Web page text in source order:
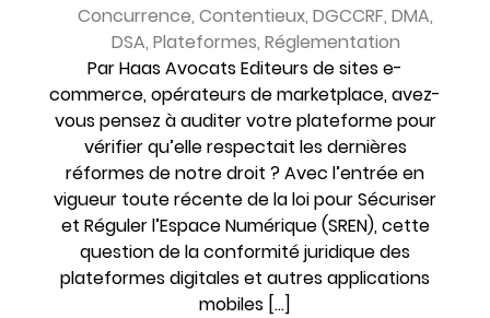
Concurrence, Contentieux, DGCCRF, DMA,
DSA, Plateformes, Réglementation
Par Haas Avocats Editeurs de sites e-
commerce, opérateurs de marketplace, avez-
vous pensez à auditer votre plateforme pour
vérifier qu’elle respectait les dernières
réformes de notre droit ? Avec l’entrée en
vigueur toute récente de la loi pour Sécuriser
et Réguler l’Espace Numérique (SREN), cette
question de la conformité juridique des
plateformes digitales et autres applications
mobiles […]